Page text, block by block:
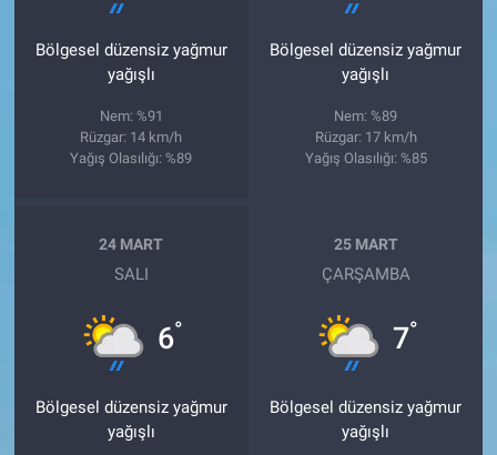
Bölgesel düzensiz yağmur
yağışlı
Nem: %91
Rüzgar: 14 km/h
Yağış Olasılığı: %89
Bölgesel düzensiz yağmur
yağışlı
Nem: %89
Rüzgar: 17 km/h
Yağış Olasılığı: %85
24 MART
SALI
6°
Bölgesel düzensiz yağmur
yağışlı
25 MART
ÇARŞAMBA
7°
Bölgesel düzensiz yağmur
yağışlı